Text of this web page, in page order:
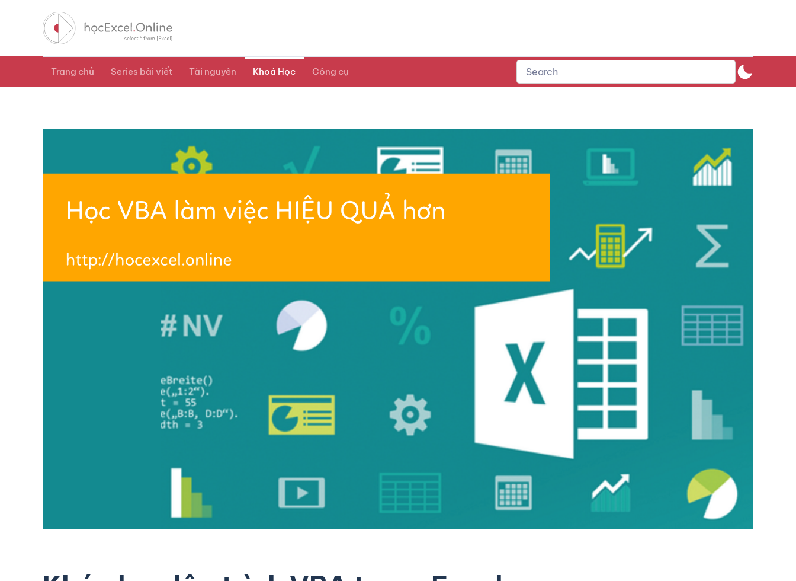
Trang chủ Series bài viết Tài nguyên Khoá Học Công cụ